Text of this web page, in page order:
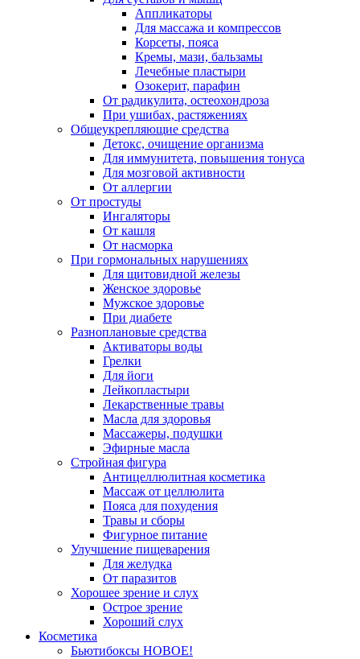
Аппликаторы
Для массажа и компрессов
Корсеты, пояса
Кремы, мази, бальзамы
Лечебные пластыри
Озокерит, парафин
От радикулита, остеохондроза
При ушибах, растяжениях
Общеукрепляющие средства
Детокс, очищение организма
Для иммунитета, повышения тонуса
Для мозговой активности
От аллергии
От простуды
Ингаляторы
От кашля
От насморка
При гормональных нарушениях
Для щитовидной железы
Женское здоровье
Мужское здоровье
При диабете
Разноплановые средства
Активаторы воды
Грелки
Для йоги
Лейкопластыри
Лекарственные травы
Масла для здоровья
Массажеры, подушки
Эфирные масла
Стройная фигура
Антицеллюлитная косметика
Массаж от целлюлита
Пояса для похудения
Травы и сборы
Фигурное питание
Улучшение пищеварения
Для желудка
От паразитов
Хорошее зрение и слух
Острое зрение
Хороший слух
Косметика
Бьютибоксы НОВОЕ!